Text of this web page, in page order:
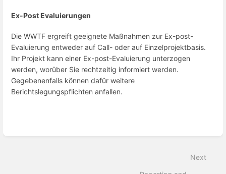
Ex-Post Evaluierungen
Die WWTF ergreift geeignete Maßnahmen zur Ex-post-
Evaluierung entweder auf Call- oder auf Einzelprojektbasis.
Ihr Projekt kann einer Ex-post-Evaluierung unterzogen
werden, worüber Sie rechtzeitig informiert werden.
Gegebenenfalls können dafür weitere
Berichtslegungspflichten anfallen.
Next